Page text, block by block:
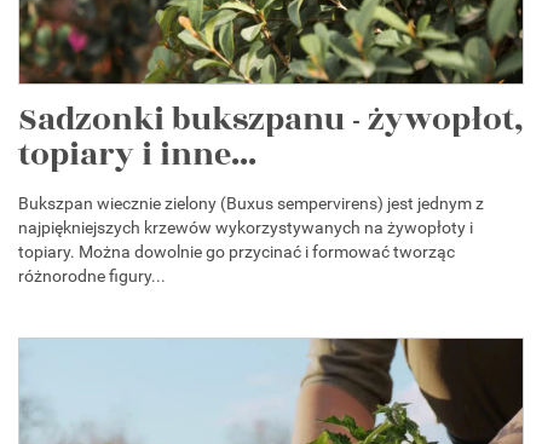
Sadzonki bukszpanu - żywopłot,
topiary i inne...
Bukszpan wiecznie zielony (Buxus sempervirens) jest jednym z
najpiękniejszych krzewów wykorzystywanych na żywopłoty i
topiary. Można dowolnie go przycinać i formować tworząc
różnorodne figury...